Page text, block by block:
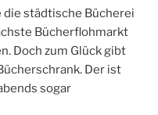
die städtische Bücherei
Bücherflohmarkt
Doch zum Glück gibt
Der ist
sogar